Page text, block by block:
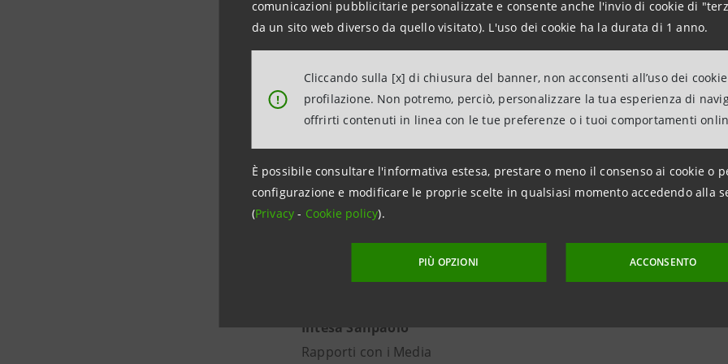
comunicazioni pubblicitarie personalizzate e consente anche l'invio di cookie di
da un sito web diverso da quello visitato). L'uso dei cookie ha la durata di 1 anno.
!
Cliccando sulla [x] di chiusura del banner, non acconsenti all’uso dei
profilazione. Non potremo, perciò, personalizzare la tua esperienza di
offrirti contenuti in linea con le tue preferenze o i tuoi comportamenti
È possibile consultare l'informativa estesa, prestare o meno il consenso ai cookie o
configurazione e modificare le proprie scelte in qualsiasi momento accedendo alla
(Privacy- Cookie policy).
PIÙ OPZIONI ACCONSENTO
La Motor Power Company è stata, nel 2020, tra le realtà
Sanpaolo: iniziativa volta a valorizzare le PMI italiane eccellenti,
capacità di generare valore in termini di sostenibilità,
capacità di programmare il passaggio generazionale,
filiere produttive.
Motor Power Company srl
Ufficio Marketing & Comunicazione
balzano@motorpowerco.it
www.motorpowerco.com
Intesa Sanpaolo
Rapporti con i Media